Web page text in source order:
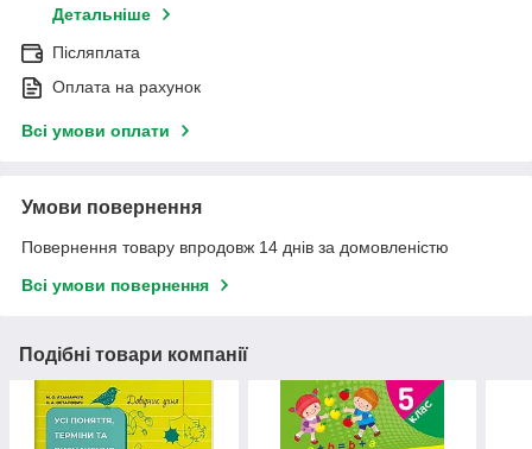
Детальніше
Післяплата
Оплата на рахунок
Всі умови оплати
Умови повернення
Повернення товару впродовж 14 днів за домовленістю
Всі умови повернення
Подібні товари компанії